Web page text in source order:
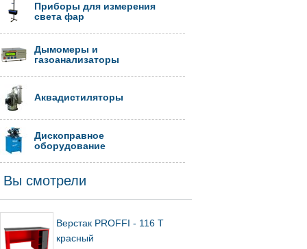
Приборы для измерения
света фар
Дымомеры и
газоанализаторы
Аквадистиляторы
Дископравное
оборудование
Вы смотрели
Верстак PROFFI - 116 Т
красный